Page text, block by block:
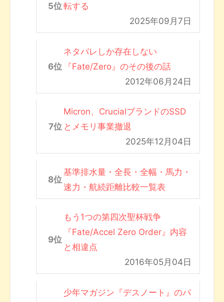
転する
2025年09月7日
ネタバレしか存在しない
『Fate/Zero』のその後の話
2012年06月24日
Micron、CrucialブランドのSSD
とメモリ事業撤退
2025年12月04日
基準排水量・全長・全幅・馬力・
速力・航続距離比較一覧表
もう1つの第四次聖杯戦争
『Fate/Accel Zero Order』内容
と相違点
2016年05月04日
少年マガジン『デスノート』のパ